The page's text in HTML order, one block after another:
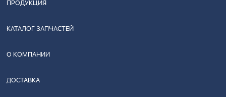
ПРОДУКЦИЯ
КАТАЛОГ ЗАПЧАСТЕЙ
О КОМПАНИИ
ДОСТАВКА